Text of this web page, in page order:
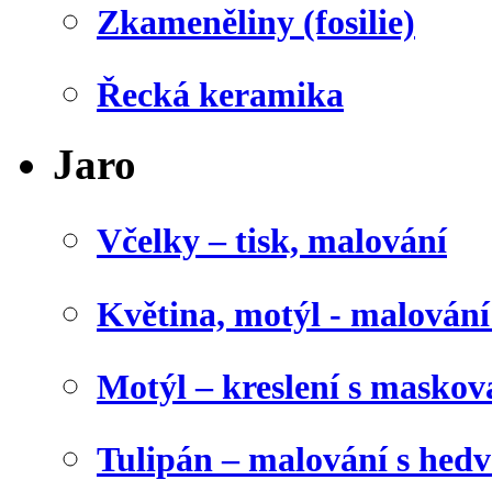
Zkameněliny (fosilie)
Řecká keramika
Jaro
Včelky – tisk, malování
Květina, motýl -
Motýl – kreslení s
Tulipán – malování s